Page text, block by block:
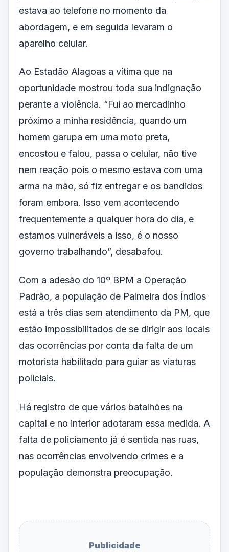
estava ao telefone no momento da
abordagem, e em seguida levaram o
aparelho celular.
Ao Estadão Alagoas a vítima que na
oportunidade mostrou toda sua indignação
perante a violência. “Fui ao mercadinho
próximo a minha residência, quando um
homem garupa em uma moto preta,
encostou e falou, passa o celular, não tive
nem reação pois o mesmo estava com uma
arma na mão, só fiz entregar e os bandidos
foram embora. Isso vem acontecendo
frequentemente a qualquer hora do dia, e
estamos vulneráveis a isso, é o nosso
governo trabalhando”, desabafou.
Com a adesão do 10º BPM a Operação
Padrão, a população de Palmeira dos Índios
está a três dias sem atendimento da PM, que
estão impossibilitados de se dirigir aos locais
das ocorrências por conta da falta de um
motorista habilitado para guiar as viaturas
policiais.
Há registro de que vários batalhões na
capital e no interior adotaram essa medida. A
falta de policiamento já é sentida nas ruas,
nas ocorrências envolvendo crimes e a
população demonstra preocupação.
Publicidade